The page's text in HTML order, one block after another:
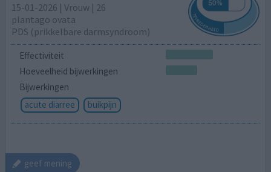
15-01-2026 | Vrouw | 26
plantago ovata
PDS (prikkelbare darmsyndroom)
Effectiviteit
Hoeveelheid bijwerkingen
Bijwerkingen
acute diarree
buikpijn
geef mening